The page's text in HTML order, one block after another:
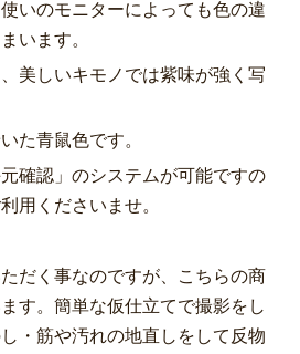
いのモニターによっても色の違
います。
美しいキモノでは紫味が強く写
た青鼠色です。
確認」のシステムが可能ですの
用くださいませ。
だく事なのですが、こちらの商
す。簡単な仮仕立てで撮影をし
・筋や汚れの地直しをして反物